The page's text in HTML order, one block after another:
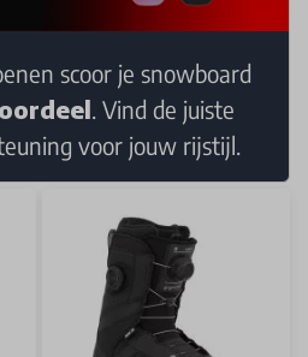
scoor je snowboard
. Vind de juiste
voor jouw rijstijl.